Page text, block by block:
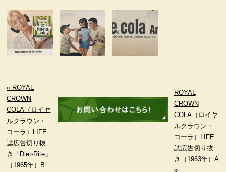
« ROYAL
CROWN
COLA（ロイヤ
ルクラウン・
コーラ）LIFE
誌広告切り抜
き「Diet-Rite」
（1965年）B
ROYAL
CROWN
COLA（ロイヤ
ルクラウン・
コーラ）LIFE
誌広告切り抜
き（1963年）A
»